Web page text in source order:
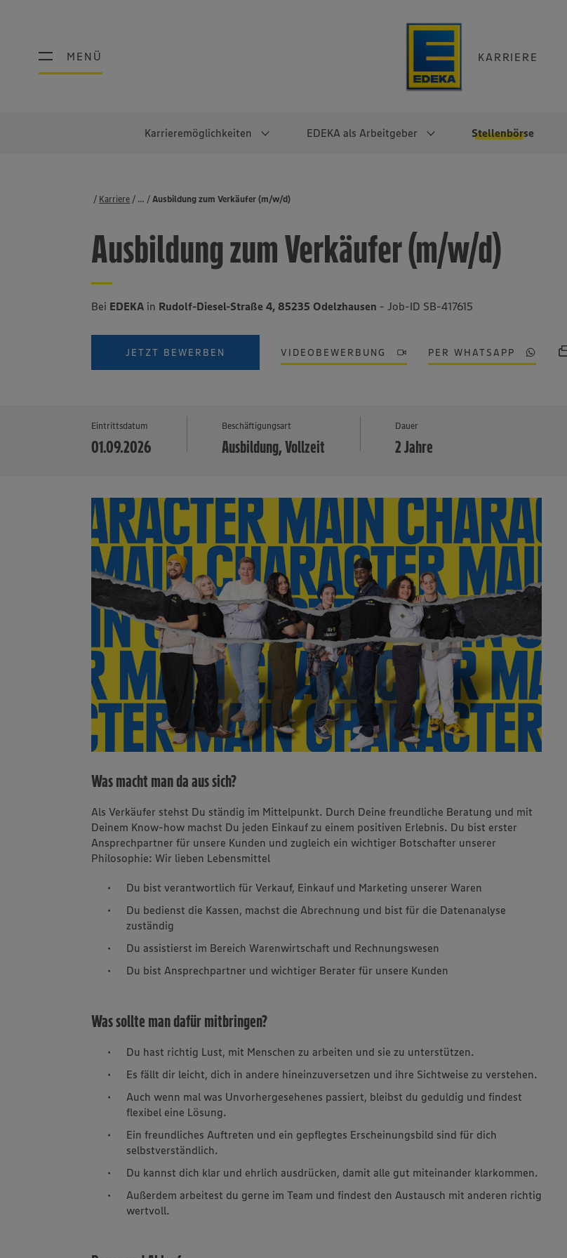
MENÜ KARRIERE
MENÜ
Karrieremöglichkeiten EDEKA als Arbeitgeber Stellenbörse
Schülerpraktikum Abschlussarbeiten
Werkstudierendentätigkeit
Direkteinstieg
Noch Fragen?
Faires Gehalt
Diversität
Lebensmittelproduktion
Lager & Logistik
EDEKA-Zentrale
EDEKA Fruchtkontor
EDEKA-
Regionalgesellschaften
Karriere Stellenbörse
Ausbildung zum Verkäufer (m/w/d)
...
Ausbildung zum Verkäufer (m/w/d)
Bei EDEKA in Rudolf-Diesel-Straße 4, 85235 Odelzhausen - Job-ID SB-417615
JETZT BEWERBEN VIDEOBEWERBUNG PER WHATSAPP
Eintrittsdatum
01.09.2026
Beschäftigungsart
Ausbildung, Vollzeit
Dauer
2 Jahre
Was macht man da aus sich?
Als Verkäufer stehst Du ständig im Mittelpunkt. Durch Deine freundliche Beratung und mit
Deinem Know-how machst Du jeden Einkauf zu einem positiven Erlebnis. Du bist erster
Ansprechpartner für unsere Kunden und zugleich ein wichtiger Botschafter unserer
Philosophie: Wir lieben Lebensmittel
Du bist verantwortlich für Verkauf, Einkauf und Marketing unserer Waren
Du bedienst die Kassen, machst die Abrechnung und bist für die Datenanalyse
zuständig
Du assistierst im Bereich Warenwirtschaft und Rechnungswesen
Du bist Ansprechpartner und wichtiger Berater für unsere Kunden
Was sollte man dafür mitbringen?
Du hast richtig Lust, mit Menschen zu arbeiten und sie zu unterstützen.
Es fällt dir leicht, dich in andere hineinzuversetzen und ihre Sichtweise zu verstehen.
Auch wenn mal was Unvorhergesehenes passiert, bleibst du geduldig und findest
flexibel eine Lösung.
Ein freundliches Auftreten und ein gepflegtes Erscheinungsbild sind für dich
selbstverständlich.
Du kannst dich klar und ehrlich ausdrücken, damit alle gut miteinander klarkommen.
Außerdem arbeitest du gerne im Team und findest den Austausch mit anderen richtig
wertvoll.